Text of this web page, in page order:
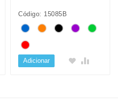
Código: 15085B
Adicionar